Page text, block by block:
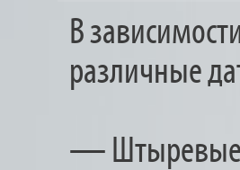
В
различные
— Штыревые